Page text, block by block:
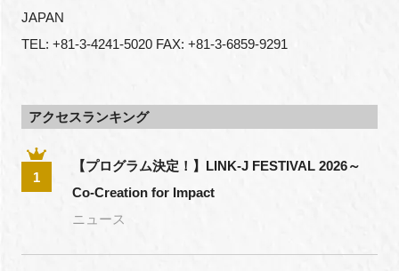
JAPAN
TEL: +81-3-4241-5020 FAX: +81-3-6859-9291
アクセスランキング
1
【プログラム決定！】LINK-J FESTIVAL 2026～
Co-Creation for Impact
ニュース